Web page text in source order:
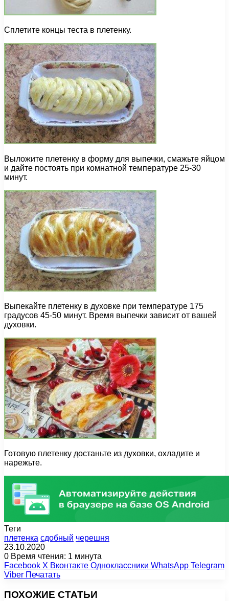
Сплетите концы теста в плетенку.
Выложите плетенку в форму для выпечки, смажьте яйцом
и дайте постоять при комнатной температуре 25-30
минут.
Выпекайте плетенку в духовке при температуре 175
градусов 45-50 минут. Время выпечки зависит от вашей
духовки.
Готовую плетенку достаньте из духовки, охладите и
нарежьте.
Теги
плетенка сдобный черешня
23.10.2020
0 Время чтения: 1 минута
Facebook X Вконтакте Одноклассники WhatsApp Telegram
Viber Печатать
ПОХОЖИЕ СТАТЬИ